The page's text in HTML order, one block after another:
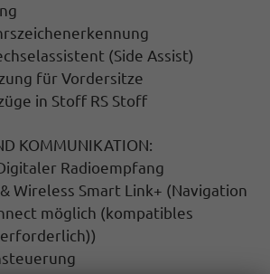
(Side Assist)
für Vordersitze
in Stoff RS Stoff
KOMMUNIKATION:
Radioempfang
Wireless Smart Link+ (Navigation
möglich (kompatibles